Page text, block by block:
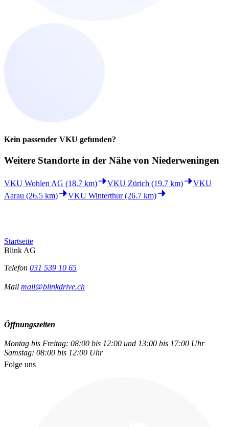
Kein passender VKU gefunden?
Weitere Standorte in der Nähe von Niederweningen
VKU Wohlen AG (18.7 km) VKU Zürich (19.7 km)
VKU
Aarau (26.5 km)
VKU Winterthur (26.7 km)
Startseite
Blink AG
Telefon 031 539 10 65
Mail mail@blinkdrive.ch
Öffnungszeiten
Montag bis Freitag: 08:00 bis 12:00 und 13:00 bis 17:00 Uhr
Samstag: 08:00 bis 12:00 Uhr
Folge uns